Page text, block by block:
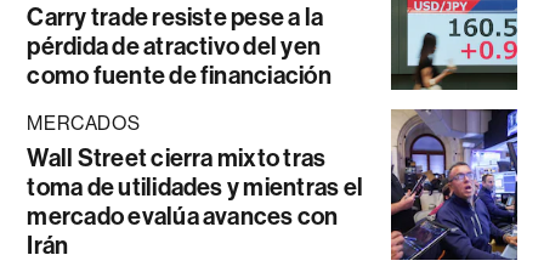
Carry trade resiste pese a la
pérdida de atractivo del yen
como fuente de financiación
MERCADOS
Wall Street cierra mixto tras
toma de utilidades y mientras el
mercado evalúa avances con
Irán